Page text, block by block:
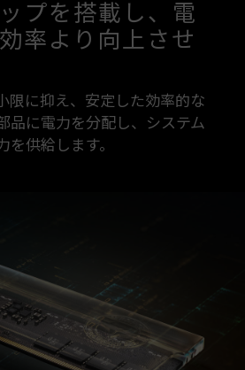
プを搭載し、電
率より向上させ
限に抑え、安定した効率的な
品に電力を分配し、システム
を供給します。